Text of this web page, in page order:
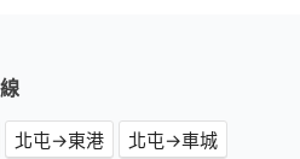
北屯→東港
北屯→車城